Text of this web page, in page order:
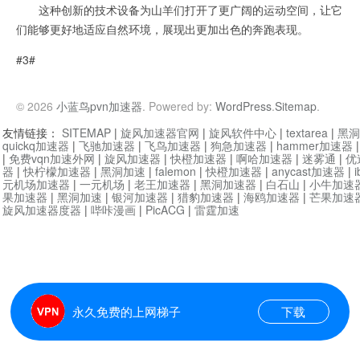
这种创新的技术设备为山羊们打开了更广阔的运动空间，让它
们能够更好地适应自然环境，展现出更加出色的奔跑表现。
#3#
© 2026 小蓝鸟pvn加速器. Powered by: WordPress.Sitemap.
永久免费的上网梯子 下载
友情链接： SITEMAP | 旋风加速器官网 | 旋风软件中心 | textarea | 黑
quickq加速器 | 飞驰加速器 | 飞鸟加速器 | 狗急加速器 | hammer加速器
| 免费vqn加速外网 | 旋风加速器 |快橙加速器 | 啊哈加速器 | 迷雾通 | 优
器 |快柠檬加速器 | 黑洞加速 | falemon |快橙加速器 | anycast加速器 |
元机场加速器 | 一元机场 | 老王加速器 | 黑洞加速器 | 白石山 | 小牛加速
果加速器 | 黑洞加速 | 银河加速器 | 猎豹加速器 | 海鸥加速器 | 芒果加速
旋风加速器度器 | 哔咔漫画 | PicACG | 雷霆加速